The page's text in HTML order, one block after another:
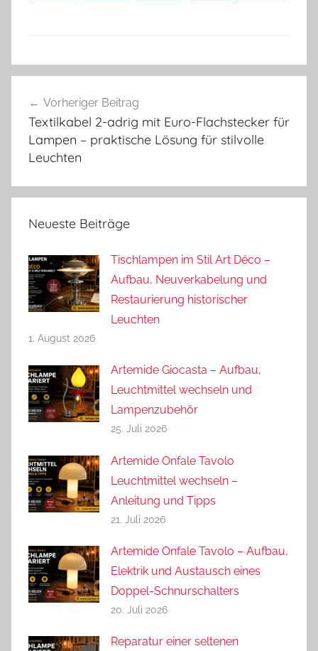
Vorheriger Beitrag
Textilkabel 2-adrig mit Euro-Flachstecker für
Lampen – praktische Lösung für stilvolle
Leuchten
Neueste Beiträge
Tischlampen im Stil Art Déco –
Aufbau, Neuverkabelung und
Restaurierung historischer
Leuchten
1. August 2026
Artemide Giocasta – Aufbau,
Leuchtmittel wechseln und
Lampenzubehör
25. Juli 2026
Artemide Onfale Tavolo
Leuchtmittel wechseln –
Anleitung und Tipps
21. Juli 2026
Artemide Onfale Tavolo – Aufbau,
Elektrik und Austausch eines
Doppel-Schnurschalters
20. Juli 2026
Reparatur einer seltenen